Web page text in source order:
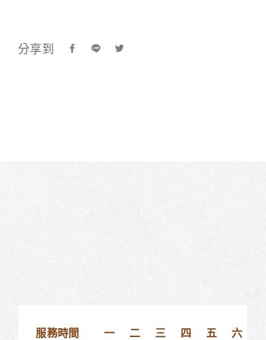
分享到
服務時間 一 二 三 四 五 六